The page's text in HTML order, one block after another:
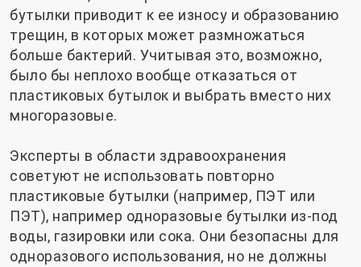
бутылки приводит к ее износу и образованию
трещин, в которых может размножаться
больше бактерий. Учитывая это, возможно,
было бы неплохо вообще отказаться от
пластиковых бутылок и выбрать вместо них
многоразовые.
Эксперты в области здравоохранения
советуют не использовать повторно
пластиковые бутылки (например, ПЭТ или
ПЭТ), например одноразовые бутылки из-под
воды, газировки или сока. Они безопасны для
одноразового использования, но не должны